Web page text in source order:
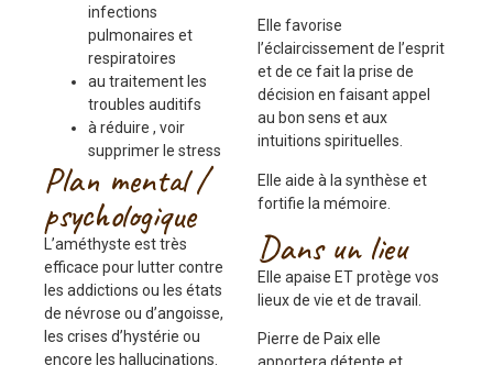
infections
pulmonaires et
respiratoires
au traitement les
troubles auditifs
à réduire , voir
supprimer le stress
Plan mental /
psychologique
L’améthyste est très
efficace pour lutter contre
les addictions ou les états
de névrose ou d’angoisse,
les crises d’hystérie ou
encore les hallucinations.
Elle favorise
l’éclaircissement de l’esprit
et de ce fait la prise de
décision en faisant appel
au bon sens et aux
intuitions spirituelles.
Elle aide à la synthèse et
fortifie la mémoire.
Dans un lieu
Elle apaise ET protège vos
lieux de vie et de travail.
Pierre de Paix elle